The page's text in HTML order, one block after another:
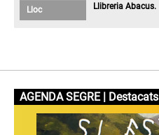
Lloc Llibreria Abacus.
AGENDA SEGRE | Destacats